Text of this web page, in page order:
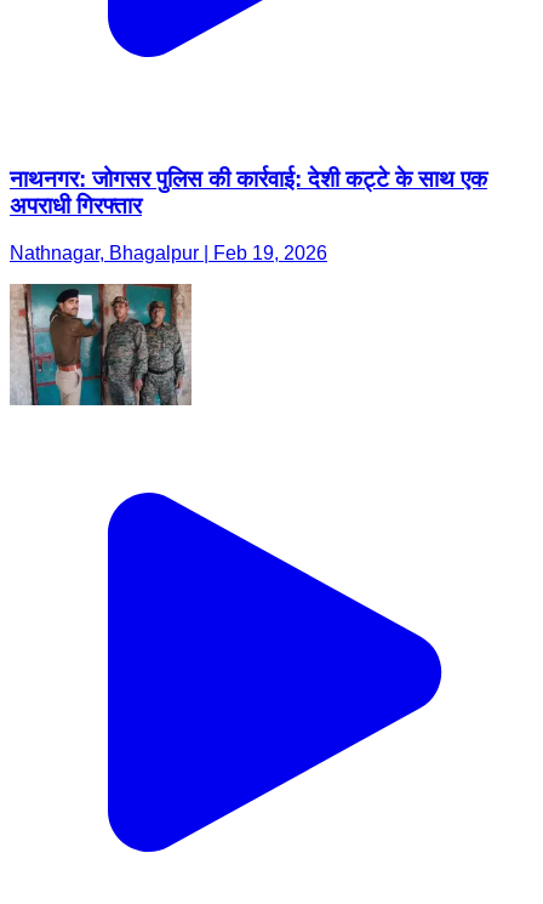
नाथनगर: जोगसर पुलिस की कार्रवाई: देशी कट्टे के साथ एक
अपराधी गिरफ्तार
Nathnagar, Bhagalpur | Feb 19, 2026